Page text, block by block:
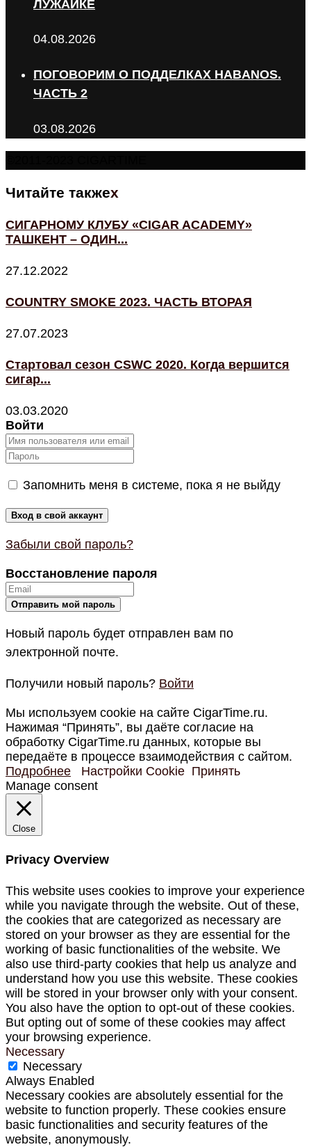
ЛУЖАЙКЕ
04.08.2026
ПОГОВОРИМ О ПОДДЕЛКАХ HABANOS.
ЧАСТЬ 2
03.08.2026
Читайте такжеx
СИГАРНОМУ КЛУБУ «СIGAR ACADEMY»
ТАШКЕНТ – ОДИН...
27.12.2022
COUNTRY SMOKE 2023. ЧАСТЬ ВТОРАЯ
27.07.2023
Стартовал сезон CSWC 2020. Когда вершится
сигар...
03.03.2020
Войти
Запомнить меня в системе, пока я не выйду
Забыли свой пароль?
Восстановление пароля
Новый пароль будет отправлен вам по
электронной почте.
Получили новый пароль? Войти
Мы используем cookie на сайте CigarTime.ru.
Нажимая “Принять”, вы даёте согласие на
обработку CigarTime.ru данных, которые вы
передаёте в процессе взаимодействия с сайтом.
Подробнее
Настройки Cookie Принять
Manage consent
Close
Privacy Overview
This website uses cookies to improve your experience
while you navigate through the website. Out of these,
the cookies that are categorized as necessary are
stored on your browser as they are essential for the
working of basic functionalities of the website. We
also use third-party cookies that help us analyze and
understand how you use this website. These cookies
will be stored in your browser only with your consent.
You also have the option to opt-out of these cookies.
But opting out of some of these cookies may affect
your browsing experience.
Necessary
Necessary
Always Enabled
Necessary cookies are absolutely essential for the
website to function properly. These cookies ensure
basic functionalities and security features of the
website, anonymously.